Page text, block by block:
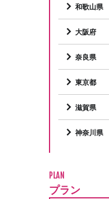
和歌山県
大阪府
奈良県
東京都
滋賀県
神奈川県
PLAN
プラン